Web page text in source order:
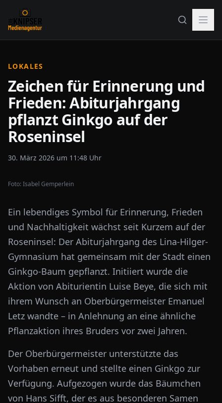
LOKALES
Zeichen für Erinnerung und
Frieden: Abiturjahrgang
pflanzt Ginkgo auf der
Roseninsel
30. März 2026 um 11:48 Uhr
Foto:Isabel Gemperlein
Ein lebendiges Symbol für Erinnerung, Frieden
und Nachhaltigkeit wächst seit Kurzem auf der
Roseninsel: Der Abiturjahrgang des Lina-Hilger-
Gymnasium hat gemeinsam mit der Stadt einen
Ginkgo-Baum gepflanzt. Initiiert wurde die
Aktion von Abiturientin Luise Beye, die sich mit
ihrem Wunsch an Oberbürgermeister Emanuel
Letz wandte – in Anlehnung an eine ähnliche
Pflanzaktion ihres Bruders vor zwei Jahren.
Der Oberbürgermeister unterstützte das
Vorhaben erneut und stellte einen Ginkgo zur
Verfügung. Aufgezogen wurde das Bäumchen
von Hans Sifft, der es aus besonderen Samen